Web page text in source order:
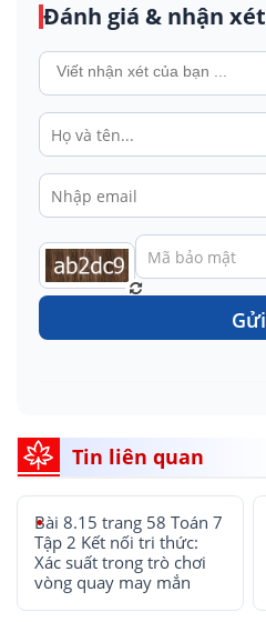
Đánh giá & nhận xét
Gửi
Tin liên quan
Bài 8.15 trang 58 Toán 7
Tập 2 Kết nối tri thức:
Xác suất trong trò chơi
vòng quay may mắn